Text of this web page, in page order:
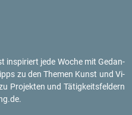
in­spi­riert jede Woche mit Ge­dan­
zu den The­men Kunst und Vi­
Pro­jek­ten und Tä­tig­keits­fel­dern